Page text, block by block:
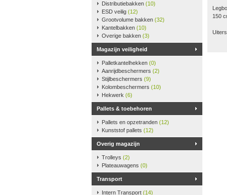
Distributiebakken (10)
ESD veilig (12)
Grootvolume bakken (32)
Kantelbakken (10)
Overige bakken (3)
Magazijn veiligheid
Palletkantelhekken (0)
Aanrijdbeschermers (2)
Stijlbeschermers (9)
Kolombeschermers (10)
Hekwerk (6)
Pallets & toebehoren
Pallets en opzetranden (12)
Kunststof pallets (12)
Overig magazijn
Trolleys (2)
Plateauwagens (0)
Transport
Intern Transport (14)
150